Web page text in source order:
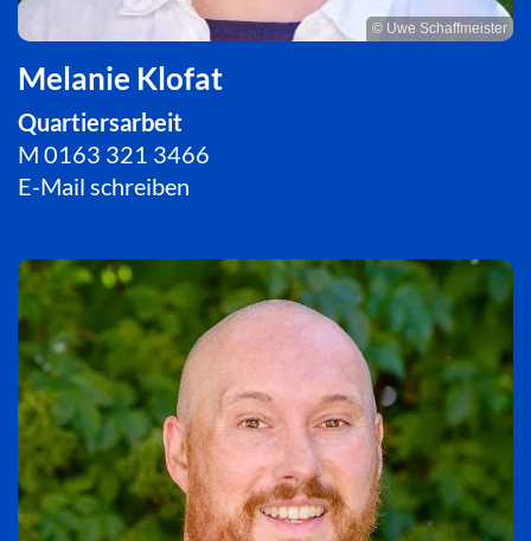
© Uwe Schaffmeister
Melanie Klofat
Quartiersarbeit
M 0163 321 3466
E-Mail schreiben